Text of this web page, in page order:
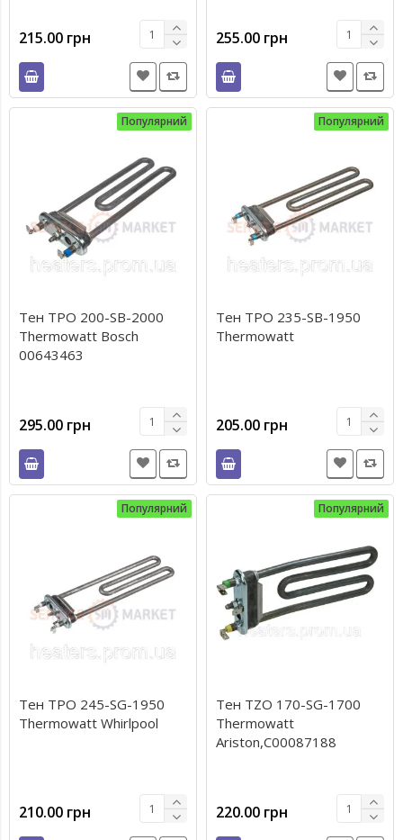
215.00 грн 255.00 грн
Популярний
Тен TPO 200-SB-2000
Thermowatt Bosch
00643463
295.00 грн
Популярний
Тен TPO 235-SB-1950
Thermowatt
205.00 грн
Популярний
Тен TPO 245-SG-1950
Thermowatt Whirlpool
210.00 грн
Популярний
Тен TZO 170-SG-1700
Thermowatt
Ariston,C00087188
220.00 грн